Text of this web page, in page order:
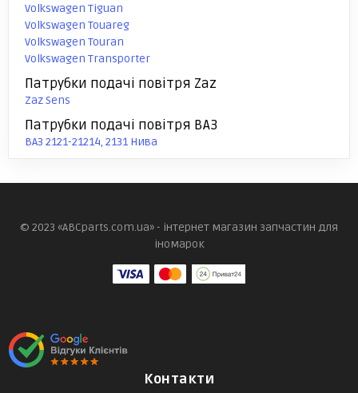
Volkswagen Tiguan
Volkswagen Touareg
Volkswagen Touran
Volkswagen Transporter
Патрубки подачі повітря Zaz
Zaz Sens
Патрубки подачі повітря ВАЗ
ВАЗ 2121-21214, 2131 Нива
© 2023 «ABCparts.com.ua» - інтернет магазин запчастин для
іномарок
Контакти